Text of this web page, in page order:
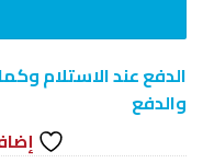
الدفع عند الاستلام
والدفع